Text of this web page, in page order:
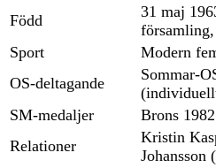
Född
31 maj
Sport
Modern
OS-deltagande
Sommar-
SM-medaljer
Brons
Relationer
Kristin
Johansson